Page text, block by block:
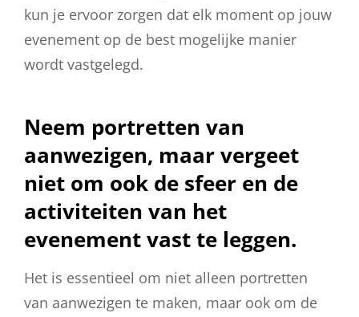
kun je ervoor zorgen dat elk moment op jouw
evenement op de best mogelijke manier
wordt vastgelegd.
Neem portretten van
aanwezigen, maar vergeet
niet om ook de sfeer en de
activiteiten van het
evenement vast te leggen.
Het is essentieel om niet alleen portretten
van aanwezigen te maken, maar ook om de